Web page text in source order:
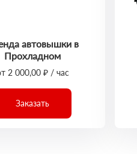
автовышки в
Прохладном
2 000,00 ₽ / час
Заказать